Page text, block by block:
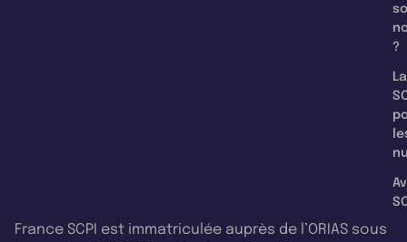
?
La
France SCPI est immatriculée auprès de l’ORIAS sous